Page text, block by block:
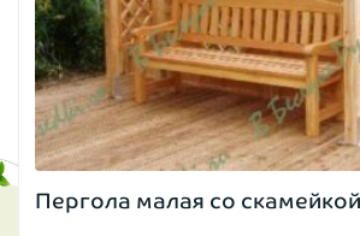
Пергола малая со скамейкой